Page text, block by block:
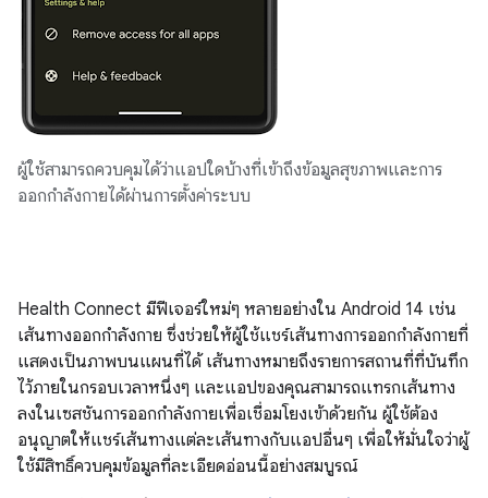
ผู้ใช้สามารถควบคุมได้ว่าแอปใดบ้างที่เข้าถึงข้อมูลสุขภาพและการ
ออกกำลังกายได้ผ่านการตั้งค่าระบบ
Health Connect มีฟีเจอร์ใหม่ๆ หลายอย่างใน Android 14 เช่น
เส้นทางออกกำลังกาย ซึ่งช่วยให้ผู้ใช้แชร์เส้นทางการออกกําลังกายที่
แสดงเป็นภาพบนแผนที่ได้ เส้นทางหมายถึงรายการสถานที่ที่บันทึก
ไว้ภายในกรอบเวลาหนึ่งๆ และแอปของคุณสามารถแทรกเส้นทาง
ลงในเซสชันการออกกำลังกายเพื่อเชื่อมโยงเข้าด้วยกัน ผู้ใช้ต้อง
อนุญาตให้แชร์เส้นทางแต่ละเส้นทางกับแอปอื่นๆ เพื่อให้มั่นใจว่าผู้
ใช้มีสิทธิ์ควบคุมข้อมูลที่ละเอียดอ่อนนี้อย่างสมบูรณ์